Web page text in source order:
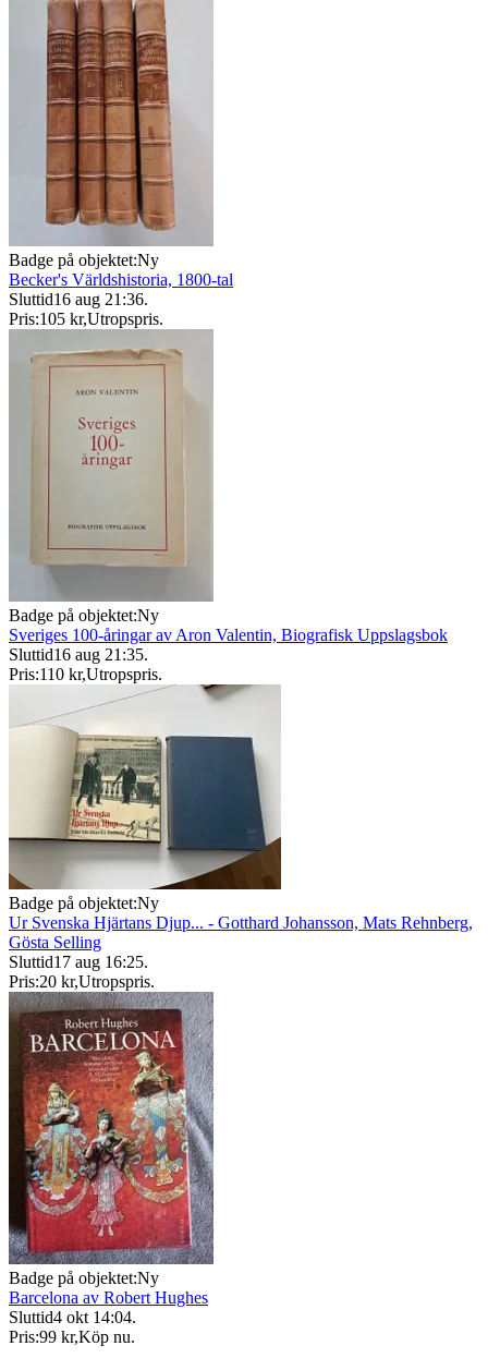
Badge på objektet:Ny
Becker's Världshistoria, 1800-tal
Sluttid16 aug 21:36.
Pris:105 kr,Utropspris.
Badge på objektet:Ny
Sveriges 100-åringar av Aron Valentin, Biografisk Uppslagsbok
Sluttid16 aug 21:35.
Pris:110 kr,Utropspris.
Badge på objektet:Ny
Ur Svenska Hjärtans Djup... - Gotthard Johansson, Mats Rehnberg,
Gösta Selling
Sluttid17 aug 16:25.
Pris:20 kr,Utropspris.
Badge på objektet:Ny
Barcelona av Robert Hughes
Sluttid4 okt 14:04.
Pris:99 kr,Köp nu.